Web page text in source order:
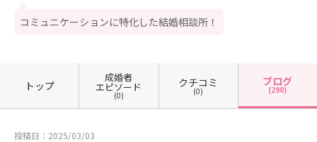
コミュニケーションに特化した結婚相談所！
トップ
成婚者
エピソード
(0)
クチコミ
(0)
ブログ
(290)
投稿日：2025/03/03